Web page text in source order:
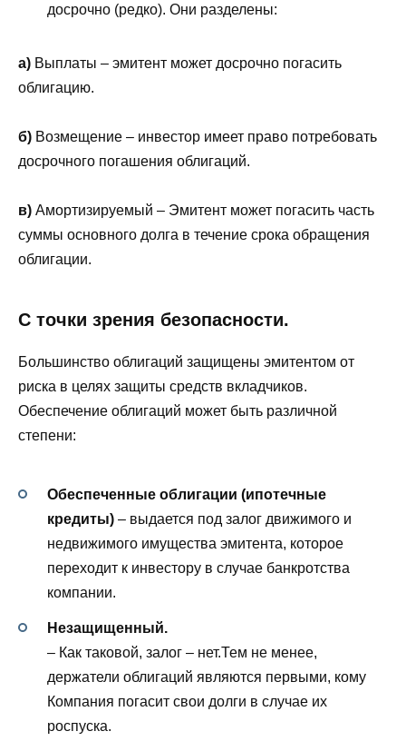
досрочно (редко). Они разделены:
а) Выплаты – эмитент может досрочно погасить
облигацию.
б) Возмещение – инвестор имеет право потребовать
досрочного погашения облигаций.
в) Амортизируемый – Эмитент может погасить часть
суммы основного долга в течение срока обращения
облигации.
С точки зрения безопасности.
Большинство облигаций защищены эмитентом от
риска в целях защиты средств вкладчиков.
Обеспечение облигаций может быть различной
степени:
Обеспеченные облигации (ипотечные
кредиты) – выдается под залог движимого и
недвижимого имущества эмитента, которое
переходит к инвестору в случае банкротства
компании.
Незащищенный.
– Как таковой, залог – нет.Тем не менее,
держатели облигаций являются первыми, кому
Компания погасит свои долги в случае их
роспуска.